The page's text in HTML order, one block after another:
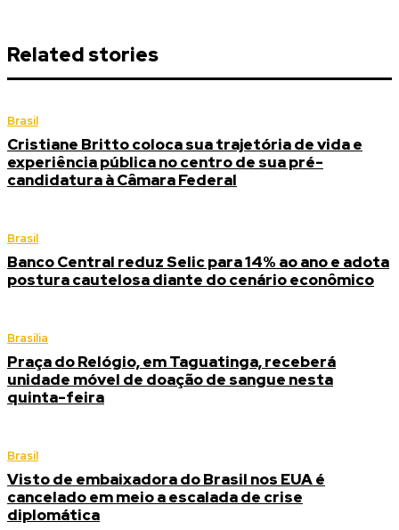
Related stories
Brasil
Cristiane Britto coloca sua trajetória de vida e
experiência pública no centro de sua pré-
candidatura à Câmara Federal
Brasil
Banco Central reduz Selic para 14% ao ano e adota
postura cautelosa diante do cenário econômico
Brasília
Praça do Relógio, em Taguatinga, receberá
unidade móvel de doação de sangue nesta
quinta-feira
Brasil
Visto de embaixadora do Brasil nos EUA é
cancelado em meio a escalada de crise
diplomática